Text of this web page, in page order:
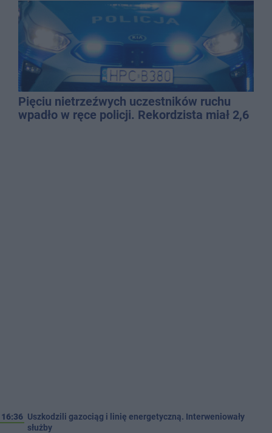
Pięciu nietrzeźwych uczestników ruchu
wpadło w ręce policji. Rekordzista miał 2,6
16:36 Uszkodzili gazociąg i linię energetyczną. Interweniowały
służby